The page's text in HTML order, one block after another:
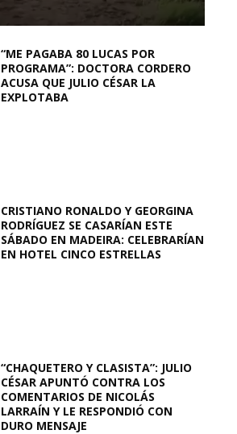
“ME PAGABA 80 LUCAS POR
PROGRAMA”: DOCTORA CORDERO
ACUSA QUE JULIO CÉSAR LA
EXPLOTABA
CRISTIANO RONALDO Y GEORGINA
RODRÍGUEZ SE CASARÍAN ESTE
SÁBADO EN MADEIRA: CELEBRARÍAN
EN HOTEL CINCO ESTRELLAS
“CHAQUETERO Y CLASISTA”: JULIO
CÉSAR APUNTÓ CONTRA LOS
COMENTARIOS DE NICOLÁS
LARRAÍN Y LE RESPONDIÓ CON
DURO MENSAJE